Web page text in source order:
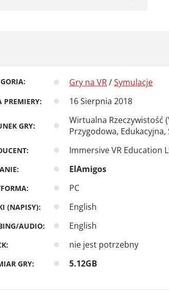
Gry na VR/Symulacje
PREMIERY: 16 Sierpnia 2018
GRY:
Wirtualna Rzeczywistość
Przygodowa, Edukacyjna,
Immersive VR Education
ElAmigos
PC
(NAPISY): English
AUDIO: English
nie jest potrzebny
GRY: 5.12GB